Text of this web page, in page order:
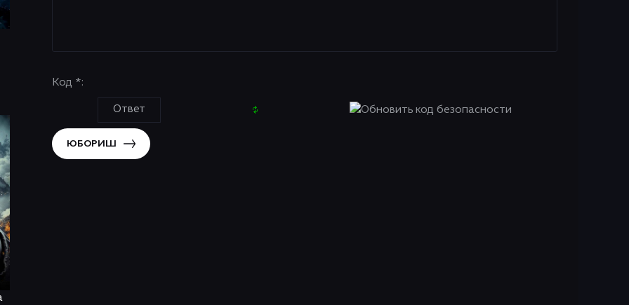
Код *:
ЮБОРИШ